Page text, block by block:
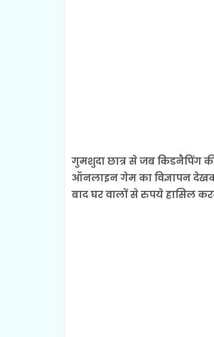
गुमशुदा छात्र से जब किडनैपिंग
ऑनलाइन गेम का विज्ञापन
बाद घर वालों से रुपये हासिल